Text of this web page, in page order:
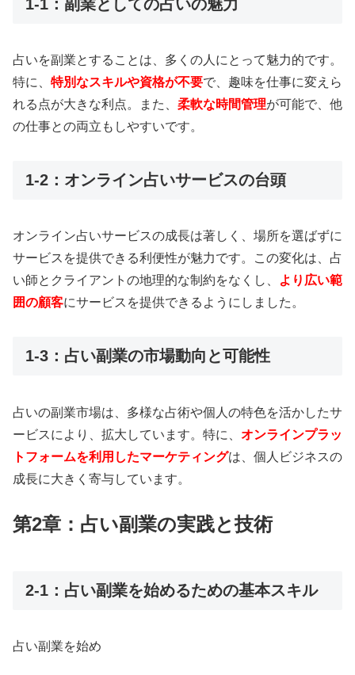
1-1：副業としての占いの魅力
占いを副業とすることは、多くの人にとって魅力的です。
特に、 特別なスキルや資格が不要で、趣味を仕事に変えら
れる点が大きな利点。また、 柔軟な時間管理が可能で、他
の仕事との両立もしやすいです。
1-2：オンライン占いサービスの台頭
オンライン占いサービスの成長は著しく、場所を選ばずに
サービスを提供できる利便性が魅力です。この変化は、占
い師とクライアントの地理的な制約をなくし、
より広い範
囲の顧客にサービスを提供できるようにしました。
1-3：占い副業の市場動向と可能性
占いの副業市場は、多様な占術や個人の特色を活かしたサ
ービスにより、拡大しています。特に、 オンラインプラッ
トフォームを利用したマーケティングは、個人ビジネスの
成長に大きく寄与しています。
第2章：占い副業の実践と技術
2-1：占い副業を始めるための基本スキル
占い副業を始め